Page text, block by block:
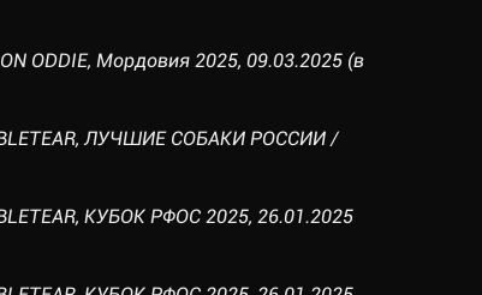
ODDIE, Мордовия 2025, 09.03.2025 (в
ЛУЧШИЕ СОБАКИ РОССИИ /
КУБОК РФОС 2025, 26.01.2025